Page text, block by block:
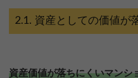
資産としての価値が
資産価値が落ちにくいマンシ